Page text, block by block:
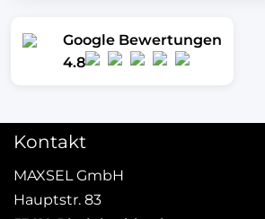
Google Bewertungen
4.8
Kontakt
MAXSEL GmbH
Hauptstr. 83